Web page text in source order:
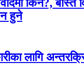
किन?, बस्ति
हुने
लागि